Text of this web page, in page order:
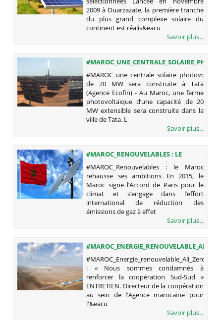
2009 à Ouarzazate, la première tranche
du plus grand complexe solaire du
continent est réalis&eacu
Savoir plus...
DE 20 MW SERA CONSTRUITE À TATA
de 20 MW sera construite à Tata
(Agence Ecofin) - Au Maroc, une ferme
photovoltaïque d’une capacité de 20
MW extensible sera construite dans la
ville de Tata. L
Savoir plus...
#MAROC_RENOUVELABLES : LE
MAROC REHAUSSE SES AMBITIONS
#MAROC_Renouvelables : le Maroc
rehausse ses ambitions En 2015, le
Maroc signe l’Accord de Paris pour le
climat et s’engage dans l’effort
international de réduction des
émissions de gaz à effet
Savoir plus...
: « NOUS SOMMES CONDAMNÉS À
RENFORCER LA COOPÉRATION SUD-
SUD »
#MAROC_Energie_renouvelable_Ali_Zerouali
: « Nous sommes condamnés à
renforcer la coopération Sud-Sud »
ENTRETIEN. Directeur de la coopération
au sein de l'Agence marocaine pour
l'&eacu
Savoir plus...